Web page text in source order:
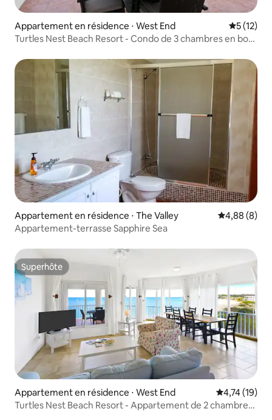
Appartement en résidence ⋅ West End
5 (12)
Turtles Nest Beach Resort - Condo de 3 chambres en bord
Appartement en résidence ⋅ The Valley Évaluation
4,88 (8)
Appartement-terrasse Sapphire Sea
Superhôte
Superhôte
Appartement en résidence ⋅ West End Évaluation
4,74 (19)
Turtles Nest Beach Resort - Appartement de 2 chambres